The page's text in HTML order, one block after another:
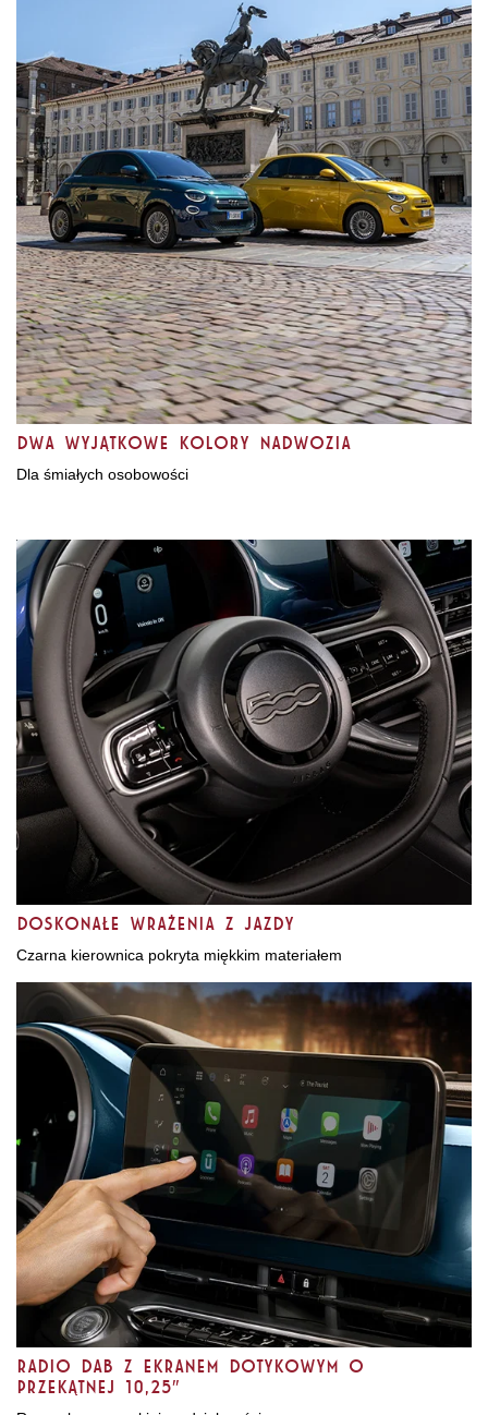
Dwa wyjątkowe kolory nadwozia
Dla śmiałych osobowości
Doskonałe wrażenia z jazdy
Czarna kierownica pokryta miękkim materiałem
Radio DAB z ekranem dotykowym o
przekątnej 10,25″